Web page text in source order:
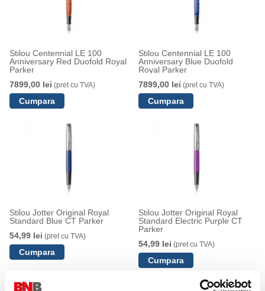
Stilou Centennial LE 100
Anniversary Red Duofold Royal
Parker
7899,00 lei (pret cu TVA)
Stilou Centennial LE 100
Anniversary Blue Duofold
Royal Parker
7899,00 lei (pret cu TVA)
Stilou Jotter Original Royal
Standard Blue CT Parker
54,99 lei (pret cu TVA)
Stilou Jotter Original Royal
Standard Electric Purple CT
Parker
54,99 lei (pret cu TVA)